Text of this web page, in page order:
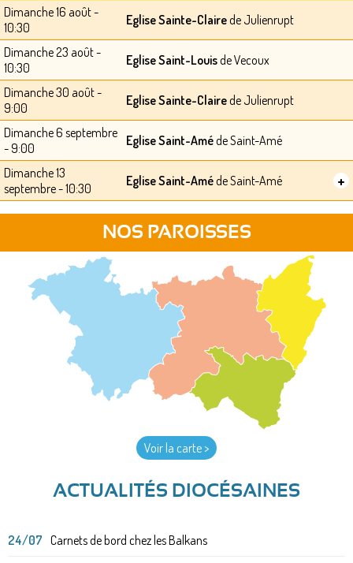
Dimanche 16 août -
10:30
Eglise Sainte-Clairede Julienrupt
Dimanche 23 août -
10:30
Eglise Saint-Louisde Vecoux
Dimanche 30 août -
9:00
Eglise Sainte-Clairede Julienrupt
Dimanche 6 septembre
- 9:00
Eglise Saint-Améde Saint-Amé
Dimanche 13
septembre - 10:30
Eglise Saint-Améde Saint-Amé +
NOS PAROISSES
Voir la carte >
ACTUALITÉS DIOCÉSAINES
24/07 Carnets de bord chez les Balkans